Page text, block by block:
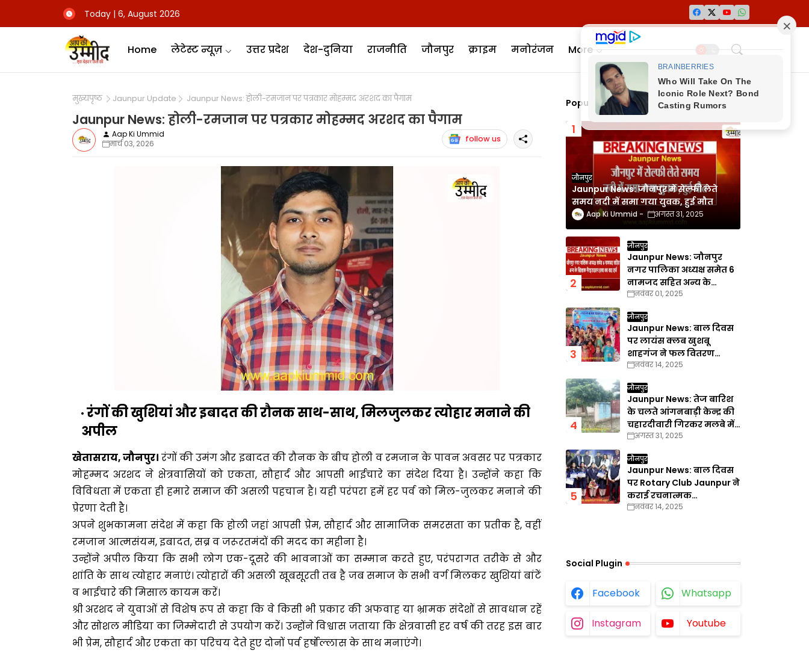
Today | 6, August 2026
Home लेटेस्ट न्यूज़ उत्तर प्रदेश देश-दुनिया राजनीति जौनपुर क्राइम मनोरंजन More
मुख्यपृष्ठ Jaunpur Update Jaunpur News: होली-रमजान पर पत्रकार मोहम्मद अरशद का पैगाम
Jaunpur News: होली-रमजान पर पत्रकार मोहम्मद अरशद का पैगाम
Aap Ki Ummid
मार्च 03, 2026
follow us
रंगों की खुशियां और इबादत की रौनक साथ-साथ, मिलजुलकर त्योहार मनाने की
अपील
खेतासराय, जौनपुर। रंगों की उमंग और इबादत की रौनक के बीच होली व रमजान के पावन अवसर पर पत्रकार
मोहम्मद अरशद ने क्षेत्रवासियों को एकता, सौहार्द और आपसी भाईचारे का संदेश दिया है। उन्होंने कहा कि
विविधता में एकता ही हमारे समाज की असली पहचान है। यही परंपरा हमें हर पर्व को मिल-जुलकर मनाने की
प्रेरणा देती है।
अपने शुभकामना संदेश में कहा कि होली जहां आपसी प्रेम, सौहार्द और सामाजिक समरसता का प्रतीक है, वहीं
रमजान आत्मसंयम, इबादत, सब्र व जरूरतमंदों की मदद का महीना है।
उन्होंने अपील किया कि सभी लोग एक-दूसरे की भावनाओं का सम्मान करते हुए, परंपरागत तरीके से और
शांति के साथ त्योहार मनाएं। त्योहारों की असली खूबसूरती तब है जब समाज के सभी वर्ग मिलकर खुशियां बांटें
व भाईचारे की मिसाल कायम करें।
श्री अरशद ने युवाओं से विशेष रूप से कहा कि वे किसी भी प्रकार की अफवाह या भ्रामक संदेशों से सावधान रहें
और सोशल मीडिया का जिम्मेदारी से उपयोग करें। उन्होंने विश्वास जताया कि क्षेत्रवासी हर वर्ष की तरह इस बार
भी प्रेम, सौहार्द और एकता का परिचय देते हुए दोनों पर्व हर्षोल्लास के साथ मनाएंगे।
Popular Posts
जौनपुर
Jaunpur News: जौनपुर में सेल्फी लेते
समय नदी में समा गया युवक, हुई मौत
Aap Ki Ummid अगस्त 31, 2025
जौनपुर
Jaunpur News: जौनपुर
नगर पालिका अध्यक्ष समेत 6
नामजद सहित अन्य के
खिलाफ गैरइरादतन हत्या का
नवंबर 01, 2025
जौनपुर
Jaunpur News: बाल दिवस
पर लायंस क्लब खुशबू
शाहगंज ने फल वितरण
कार्यक्रम का किया आयोजन
नवंबर 14, 2025
जौनपुर
Jaunpur News: तेज बारिश
के चलते आंगनबाड़ी केन्द्र की
चहारदीवारी गिरकर मलबे में
तब्दील
अगस्त 31, 2025
जौनपुर
Jaunpur News: बाल दिवस
पर Rotary Club Jaunpur ने
कराई रचनात्मक
प्रतियोगिताएँ
नवंबर 14, 2025
Social Plugin
Facebook Whatsapp
Instagram Youtube